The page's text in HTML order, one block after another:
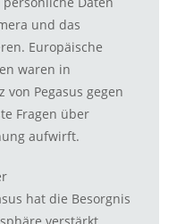
und das
Europäische
waren in
von Pegasus gegen
Fragen über
aufwirft.
hat die Besorgnis